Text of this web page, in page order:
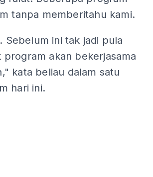
tanpa memberitahu kami.
Sebelum ini tak jadi pula
akan bekerjasama
kata beliau dalam satu
hari ini.